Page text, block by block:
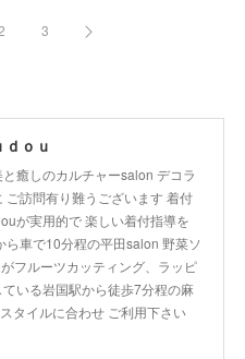
3
ｏｕ
癒しのカルチャーsalon デコラ
ご訪問有り難うございます 着付
が実用的で 楽しい着付指導を
ら車で10分程の平田salon 野菜ソ
フルーツカッティング、ラッピ
いる岩国駅から徒歩7分程の麻
タイルに合わせ ご利用下さい